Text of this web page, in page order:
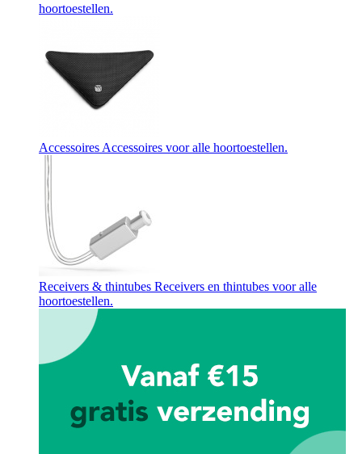
hoortoestellen.
Accessoires Accessoires voor alle hoortoestellen.
Receivers & thintubes Receivers en thintubes voor alle
hoortoestellen.